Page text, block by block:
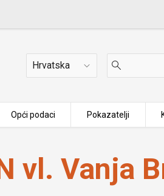
Država
Opći podaci Pokazatelji
vl. Vanja